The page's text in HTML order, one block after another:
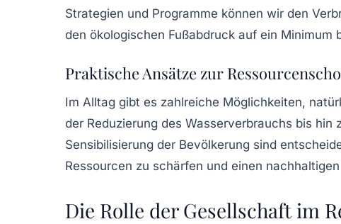
Strategien und Programme können wir den
den ökologischen Fußabdruck auf ein Minimum
Praktische Ansätze zur
Im Alltag gibt es zahlreiche Möglichkeiten,
der Reduzierung des Wasserverbrauchs bis hin
Sensibilisierung der Bevölkerung sind
Ressourcen zu schärfen und einen
Die Rolle der Gesellschaft im